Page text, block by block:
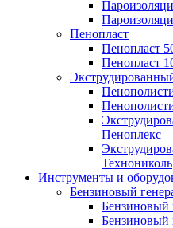
Пенопласт
Пенопласт
Пенопласт
Пеноплекс
Технониколь
Инструменты и
Бензиновый
Бензиновый
Бензиновый